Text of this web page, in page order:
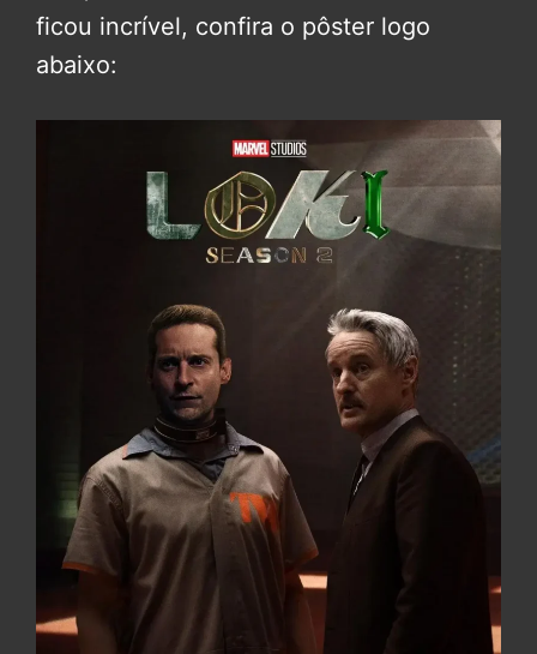
ficou incrível, confira o pôster logo
abaixo: